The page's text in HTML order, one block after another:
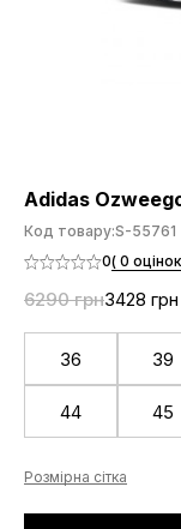
Adidas
Код товару:S-55761
0( 0
6290 грн3428 грн
36 39
44 45
Розмірна сітка